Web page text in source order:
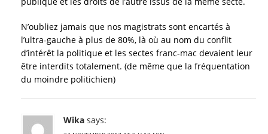
N’oubliez jamais que nos magistrats sont encartés à
l’ultra-gauche à plus de 80%, là où au nom du conflit
d’intérêt la politique et les sectes franc-mac devaient leur
être interdits totalement. (de même que la fréquentation
du moindre politichien)
Wika says: